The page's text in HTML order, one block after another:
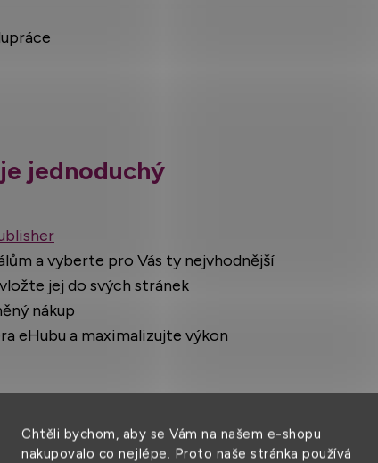
Chtěli bychom, aby se Vám na našem e-shopu
nakupovalo co nejlépe. Proto naše stránka používá
jednoduchý
a vyberte pro Vás ty nejvhodnější
jej do svých stránek
nákup
eHubu a maximalizujte výkon